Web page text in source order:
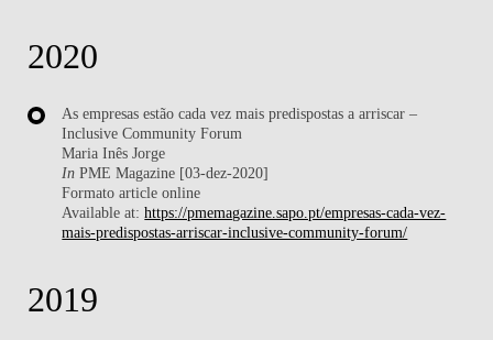
2020
As empresas estão cada vez mais predispostas a arriscar –
Inclusive Community Forum
Maria Inês Jorge
In PME Magazine [03-dez-2020]
Formato article online
Available at:https://pmemagazine.sapo.pt/empresas-cada-vez-
mais-predispostas-arriscar-inclusive-community-forum/
2019